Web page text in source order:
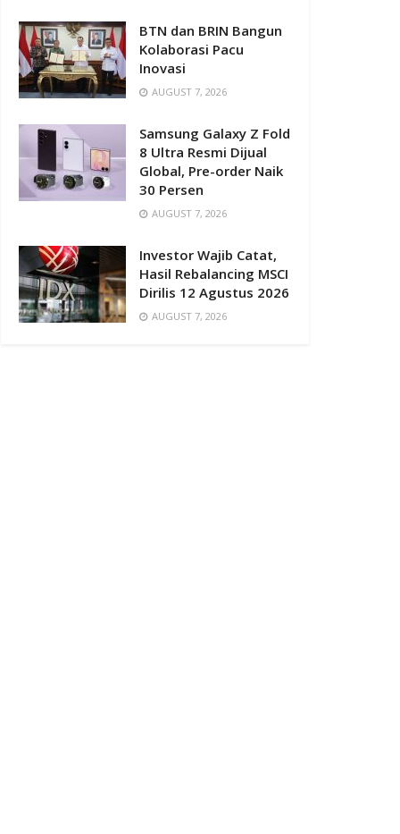
BTN dan BRIN Bangun
Kolaborasi Pacu
Inovasi
AUGUST 7, 2026
Samsung Galaxy Z Fold
8 Ultra Resmi Dijual
Global, Pre-order Naik
30 Persen
AUGUST 7, 2026
Investor Wajib Catat,
Hasil Rebalancing MSCI
Dirilis 12 Agustus 2026
AUGUST 7, 2026